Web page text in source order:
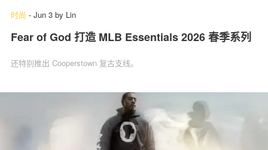
时尚 - Jun 3 by Lin
Fear of God 打造 MLB Essentials 2026 春季系列
还特别推出 Cooperstown 复古支线。